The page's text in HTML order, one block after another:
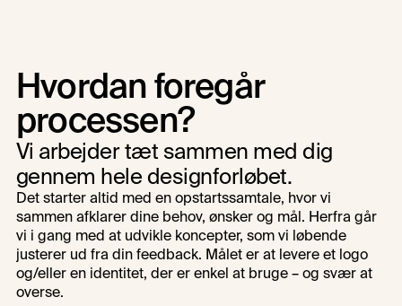
Hvordan foregår
processen?
Vi arbejder tæt sammen med dig
gennem hele designforløbet.
Det starter altid med en opstartssamtale, hvor vi
sammen afklarer dine behov, ønsker og mål. Herfra går
vi i gang med at udvikle koncepter, som vi løbende
justerer ud fra din feedback. Målet er at levere et logo
og/eller en identitet, der er enkel at bruge – og svær at
overse.